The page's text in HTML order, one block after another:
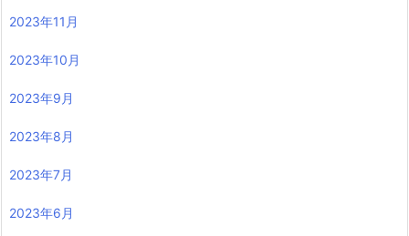
2023年11月
2023年10月
2023年9月
2023年8月
2023年7月
2023年6月